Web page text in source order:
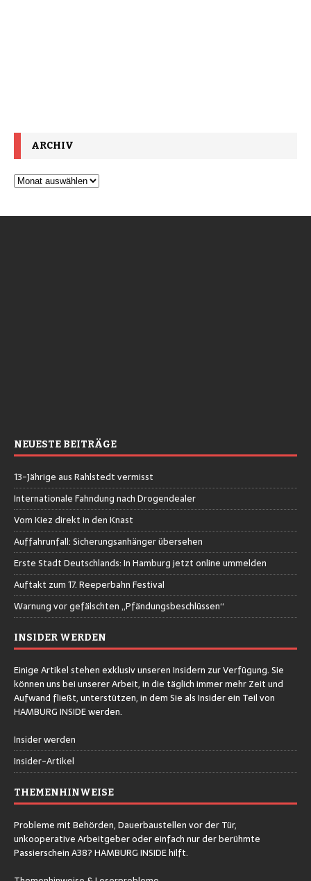
ARCHIV
NEUESTE BEITRÄGE
13-Jährige aus Rahlstedt vermisst
Internationale Fahndung nach Drogendealer
Vom Kiez direkt in den Knast
Auffahrunfall: Sicherungsanhänger übersehen
Erste Stadt Deutschlands: In Hamburg jetzt online ummelden
Auftakt zum 17. Reeperbahn Festival
Warnung vor gefälschten „Pfändungsbeschlüssen“
INSIDER WERDEN
Einige Artikel stehen exklusiv unseren Insidern zur Verfügung. Sie
können uns bei unserer Arbeit, in die täglich immer mehr Zeit und
Aufwand fließt, unterstützen, in dem Sie als Insider ein Teil von
HAMBURG INSIDE werden.
Insider werden
Insider-Artikel
THEMENHINWEISE
Probleme mit Behörden, Dauerbaustellen vor der Tür,
unkooperative Arbeitgeber oder einfach nur der berühmte
Passierschein A38? HAMBURG INSIDE hilft.